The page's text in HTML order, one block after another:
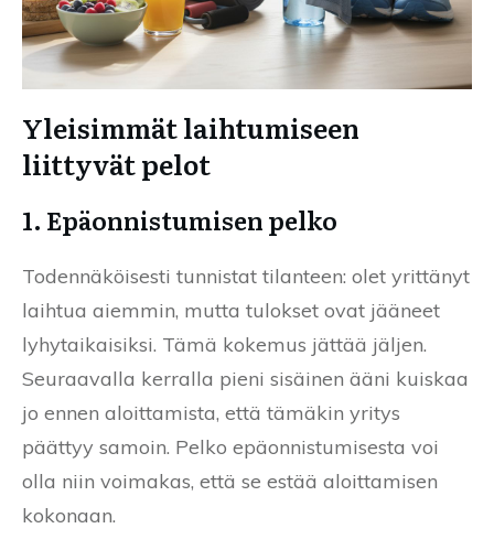
Yleisimmät laihtumiseen
liittyvät pelot
1. Epäonnistumisen pelko
Todennäköisesti tunnistat tilanteen: olet yrittänyt
laihtua aiemmin, mutta tulokset ovat jääneet
lyhytaikaisiksi. Tämä kokemus jättää jäljen.
Seuraavalla kerralla pieni sisäinen ääni kuiskaa
jo ennen aloittamista, että tämäkin yritys
päättyy samoin. Pelko epäonnistumisesta voi
olla niin voimakas, että se estää aloittamisen
kokonaan.